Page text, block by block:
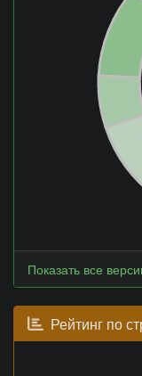
Показать все
Рейтинг по